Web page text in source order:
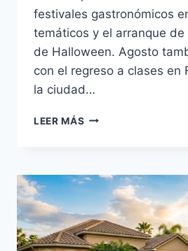
festivales gastronómicos
temáticos y el arranque
de Halloween. Agosto
con el regreso a clases en
la ciudad…
LEER MÁS EVENTOS
AGOSTO
2026:
GUÍA
Y
CALENDARIO